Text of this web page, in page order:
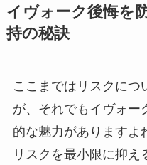
イヴォーク後悔を
持の秘訣
ここまではリスクにつ
が、それでもイヴォー
的な魅力がありますよ
リスクを最小限に抑え